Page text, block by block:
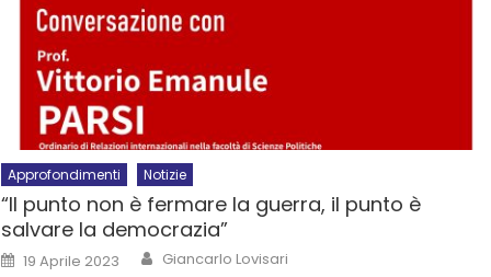
Approfondimenti Notizie
“Il punto non è fermare la guerra, il punto è
salvare la democrazia”
19 Aprile 2023 Giancarlo Lovisari